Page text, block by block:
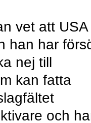
vet att USA
han har
nej till
kan fatta
och